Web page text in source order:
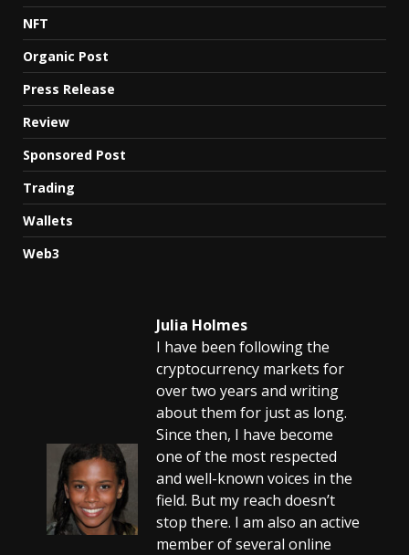
NFT
Organic Post
Press Release
Review
Sponsored Post
Trading
Wallets
Web3
Julia Holmes
I have been following the
cryptocurrency markets for
over two years and writing
about them for just as long.
Since then, I have become
one of the most respected
and well-known voices in the
field. But my reach doesn’t
stop there. I am also an active
member of several online